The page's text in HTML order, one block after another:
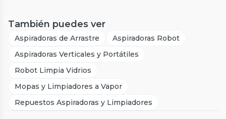
También puedes ver
Aspiradoras de Arrastre
Aspiradoras Robot
Aspiradoras Verticales y Portátiles
Robot Limpia Vidrios
Mopas y Limpiadores a Vapor
Repuestos Aspiradoras y Limpiadores